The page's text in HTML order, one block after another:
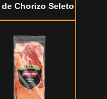
de Chorizo Seleto